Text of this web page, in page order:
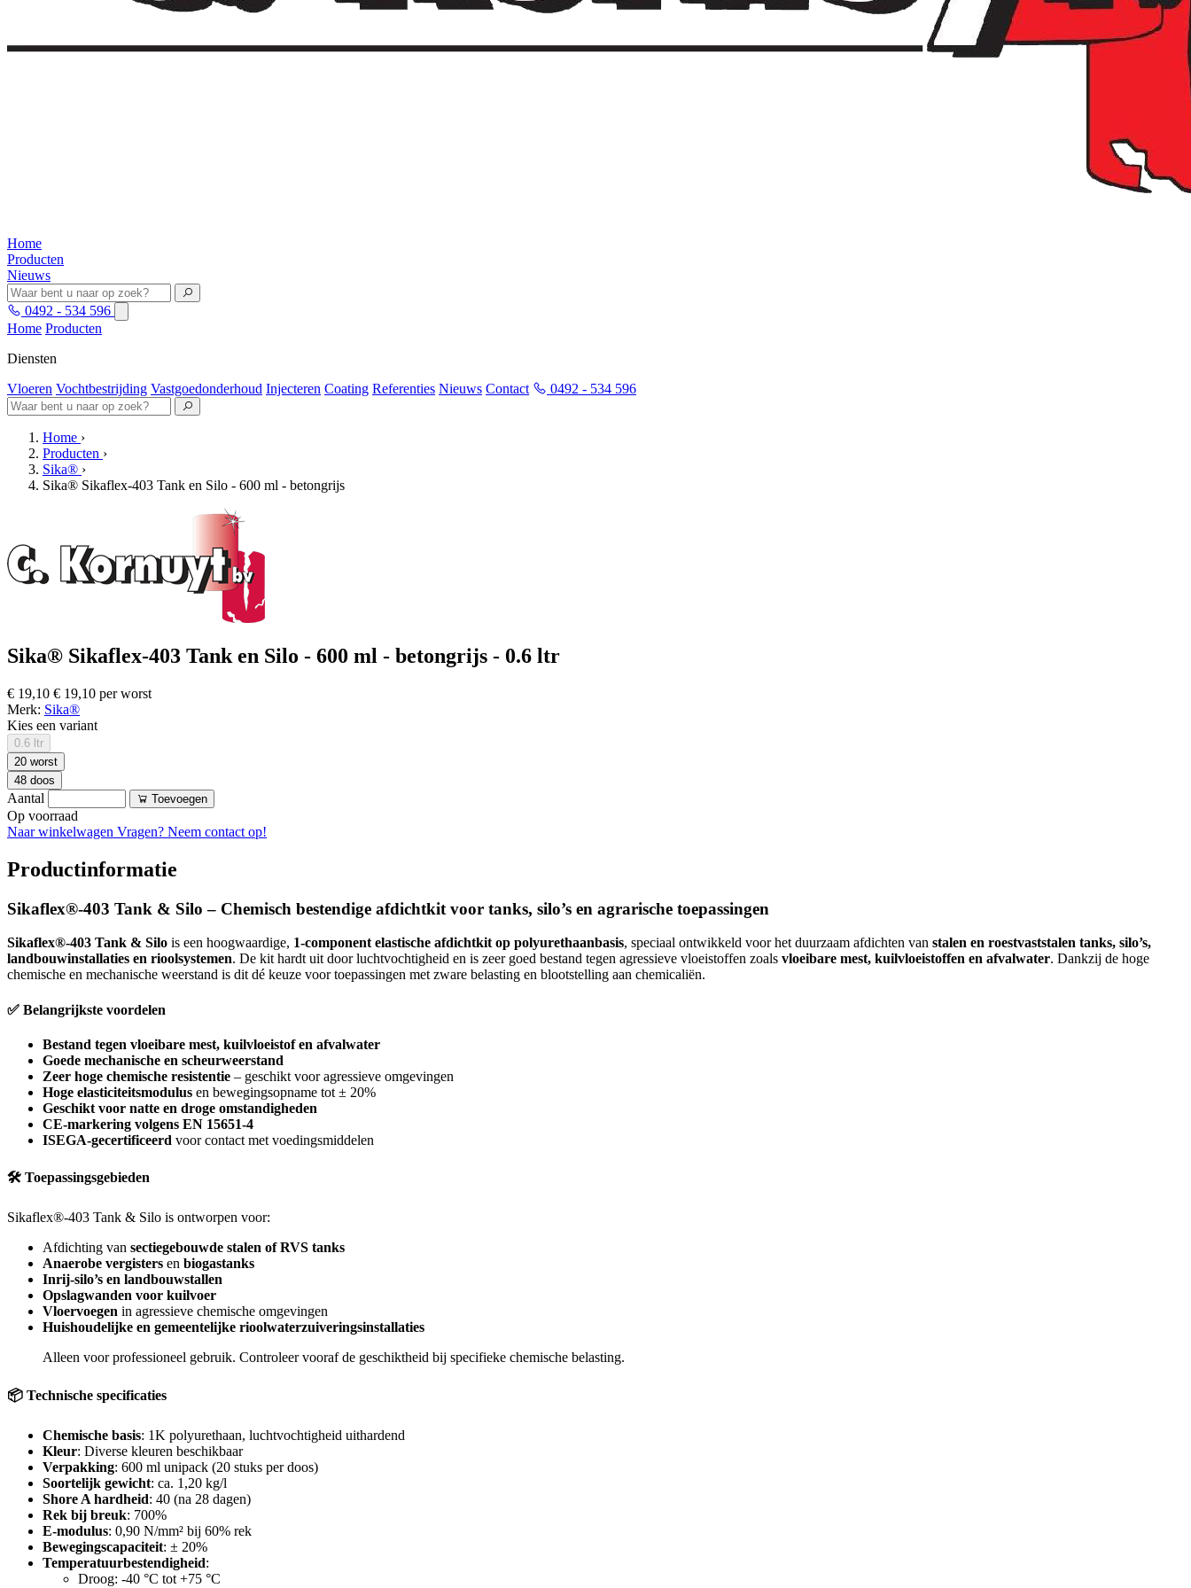
Home
Producten
Nieuws
0492 - 534 596
Home Producten
Diensten
Vloeren Vochtbestrijding Vastgoedonderhoud Injecteren Coating Referenties Nieuws Contact 0492 - 534 596
Home ›
Producten ›
Sika® ›
Sika® Sikaflex-403 Tank en Silo - 600 ml - betongrijs
Sika® Sikaflex-403 Tank en Silo - 600 ml - betongrijs - 0.6 ltr
€ 19,10 € 19,10 per worst
Merk: Sika®
Kies een variant
0.6 ltr
20 worst
48 doos
Aantal Toevoegen
Op voorraad
Naar winkelwagen Vragen? Neem contact op!
Productinformatie
Sikaflex®-403 Tank & Silo – Chemisch bestendige afdichtkit voor tanks, silo’s en agrarische toepassingen
Sikaflex®-403 Tank & Silo is een hoogwaardige, 1-component elastische afdichtkit op polyurethaanbasis, speciaal ontwikkeld voor het duurzaam afdichten van stalen en roestvaststalen tanks, silo’s,
landbouwinstallaties en rioolsystemen. De kit hardt uit door luchtvochtigheid en is zeer goed bestand tegen agressieve vloeistoffen zoals vloeibare mest, kuilvloeistoffen en afvalwater. Dankzij de hoge
chemische en mechanische weerstand is dit dé keuze voor toepassingen met zware belasting en blootstelling aan chemicaliën.
✅ Belangrijkste voordelen
Bestand tegen vloeibare mest, kuilvloeistof en afvalwater
Goede mechanische en scheurweerstand
Zeer hoge chemische resistentie – geschikt voor agressieve omgevingen
Hoge elasticiteitsmodulus en bewegingsopname tot ± 20%
Geschikt voor natte en droge omstandigheden
CE-markering volgens EN 15651-4
ISEGA-gecertificeerd voor contact met voedingsmiddelen
🛠 Toepassingsgebieden
Sikaflex®-403 Tank & Silo is ontworpen voor:
Afdichting van sectiegebouwde stalen of RVS tanks
Anaerobe vergisters en biogastanks
Inrij-silo’s en landbouwstallen
Opslagwanden voor kuilvoer
Vloervoegen in agressieve chemische omgevingen
Huishoudelijke en gemeentelijke rioolwaterzuiveringsinstallaties
Alleen voor professioneel gebruik. Controleer vooraf de geschiktheid bij specifieke chemische belasting.
📦 Technische specificaties
Chemische basis: 1K polyurethaan, luchtvochtigheid uithardend
Kleur: Diverse kleuren beschikbaar
Verpakking: 600 ml unipack (20 stuks per doos)
Soortelijk gewicht: ca. 1,20 kg/l
Shore A hardheid: 40 (na 28 dagen)
Rek bij breuk: 700%
E-modulus: 0,90 N/mm² bij 60% rek
Bewegingscapaciteit: ± 20%
Temperatuurbestendigheid:
Droog: -40 °C tot +75 °C